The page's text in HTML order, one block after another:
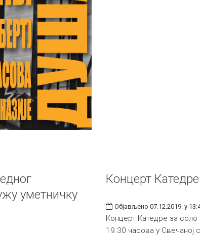
уметничку
Концерт
Објављено 07.12.2019. у
Концерт Катедре за
19.30 часова у Свечаној